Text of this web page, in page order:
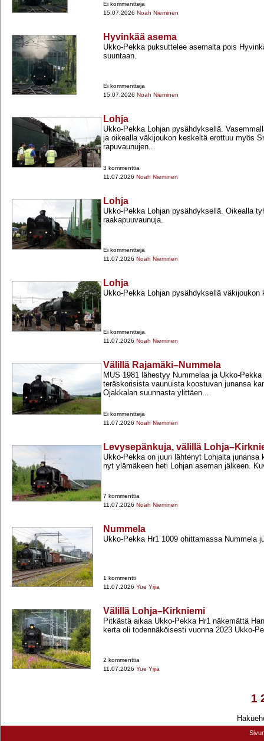
Ei kommentteja
15.07.2026 Noah Nieminen
Hyvinkää asema
Ukko-​Pekka puksuttelee asemalta pois
suuntaan.
Ei kommentteja
15.07.2026 Noah Nieminen
Lohja
Ukko-​Pekka Lohjan pysähdyksellä.
ja oikealla väkijoukon keskeltä erottuu myös
rapuvaunujen...
3 kommenttia
11.07.2026 Noah Nieminen
Lohja
Ukko-​Pekka Lohjan pysähdyksellä. Oikealla
raakapuuvaunuja.
Ei kommentteja
11.07.2026 Noah Nieminen
Lohja
Ukko-​Pekka Lohjan pysähdyksellä väkijoukon
Ei kommentteja
11.07.2026 Noah Nieminen
Välillä Rajamäki–Nummela
MUS 1981 lähestyy Nummelaa ja Ukko-​
teräskorisista vaunuista koostuvan junansa
Ojakkalan suunnasta ylittäen...
Ei kommentteja
11.07.2026 Noah Nieminen
Levysepänkuja, välillä
Ukko-​Pekka on juuri lähtenyt Lohjalta junansa
nyt ylämäkeen heti Lohjan aseman jälkeen.
7 kommenttia
11.07.2026 Noah Nieminen
Nummela
Ukko-​Pekka Hr1 1009 ohittamassa Nummela
1 kommentti
11.07.2026 Yue Yijia
Välillä Lohja–Kirkniemi
Pitkästä aikaa Ukko-​Pekka Hr1 näkemättä
kerta oli todennäköisesti vuonna 2023 Ukko-​
2 kommenttia
11.07.2026 Yue Yijia
1